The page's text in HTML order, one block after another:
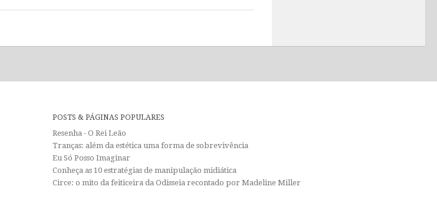
POSTS & PÁGINAS POPULARES
Resenha - O Rei Leão
Tranças: além da estética uma forma de sobrevivência
Eu Só Posso Imaginar
Conheça as 10 estratégias de manipulação midiática
Circe: o mito da feiticeira da Odisseia recontado por Madeline Miller